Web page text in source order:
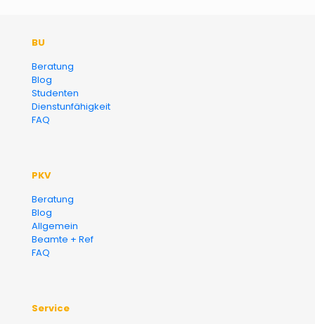
BU
Beratung
Blog
Studenten
Dienstunfähigkeit
FAQ
PKV
Beratung
Blog
Allgemein
Beamte + Ref
FAQ
Service